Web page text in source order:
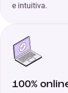
e intuitiva.
100%